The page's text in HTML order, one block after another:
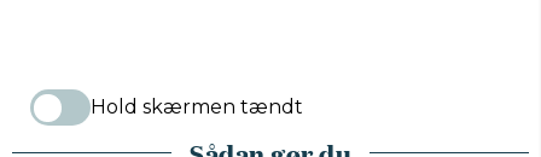
Hold skærmen tændt